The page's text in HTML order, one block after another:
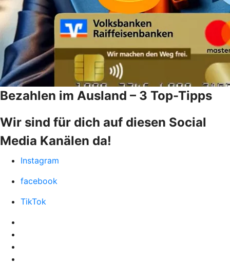
Bezahlen im Ausland – 3 Top-Tipps
Wir sind für dich auf diesen Social
Media Kanälen da!
Instagram
facebook
TikTok